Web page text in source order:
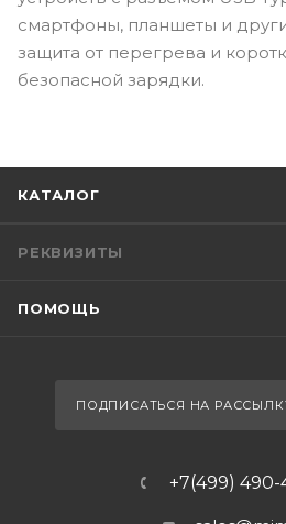
смартфоны, планшеты и
защита от перегрева и
безопасной зарядки.
КАТАЛОГ
РЕКВИЗИТЫ
ПОМОЩЬ
ПОДПИСАТЬСЯ НА
+7(499)